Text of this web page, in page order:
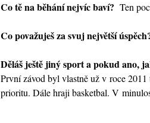
Co tě na běhání nejvíc baví? Ten
Co považuješ za svuj největší
Děláš ještě jiný sport a pokud ano,
První závod byl vlastně už v roce
prioritu. Dále hraji basketbal. V